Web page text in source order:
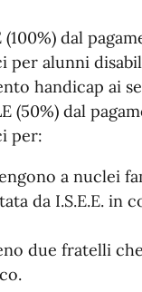
(100%) dal
per alunni
handicap ai
(50%) dal
per:
a nuclei
da I.S.E.E. in
due fratelli